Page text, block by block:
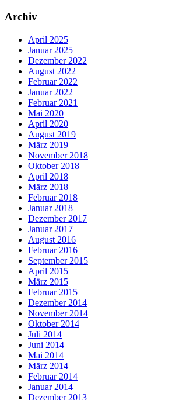
Archiv
April 2025
Januar 2025
Dezember 2022
August 2022
Februar 2022
Januar 2022
Februar 2021
Mai 2020
April 2020
August 2019
März 2019
November 2018
Oktober 2018
April 2018
März 2018
Februar 2018
Januar 2018
Dezember 2017
Januar 2017
August 2016
Februar 2016
September 2015
April 2015
März 2015
Februar 2015
Dezember 2014
November 2014
Oktober 2014
Juli 2014
Juni 2014
Mai 2014
März 2014
Februar 2014
Januar 2014
Dezember 2013